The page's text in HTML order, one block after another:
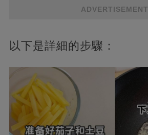
ADVERTISEMENT
以下是詳細的步驟：